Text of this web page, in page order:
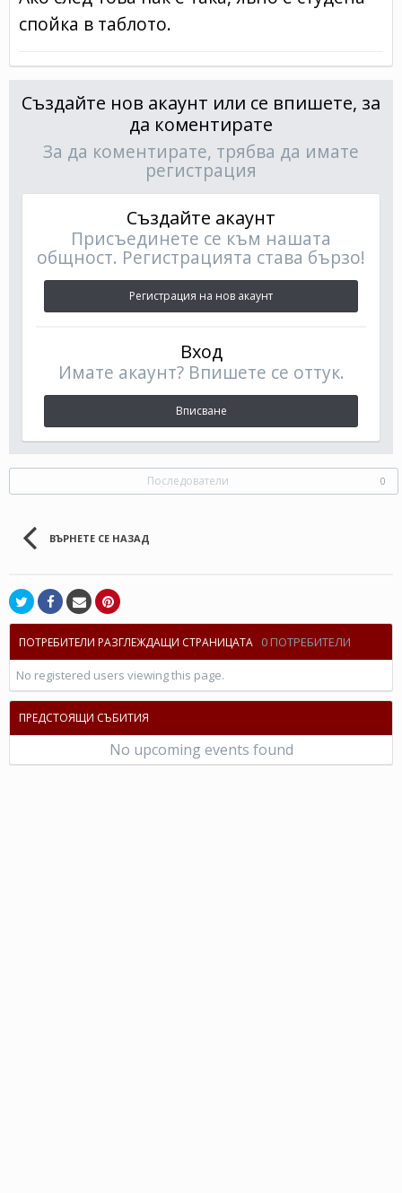
спойка в таблото.
Създайте нов акаунт или се впишете, за
да коментирате
За да коментирате, трябва да имате
регистрация
Създайте акаунт
Присъединете се към нашата
общност. Регистрацията става бързо!
Регистрация на нов акаунт
Вход
Имате акаунт? Впишете се оттук.
Вписване
Последователи 0
ВЪРНЕТЕ СЕ НАЗАД
ПОТРЕБИТЕЛИ РАЗГЛЕЖДАЩИ СТРАНИЦАТА 0 ПОТРЕБИТЕЛИ
No registered users viewing this page.
ПРЕДСТОЯЩИ СЪБИТИЯ
No upcoming events found